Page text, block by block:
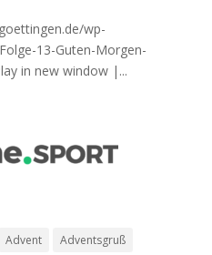
wp-
13-Guten-Morgen-
in new window |...
Advent
Adventsgruß